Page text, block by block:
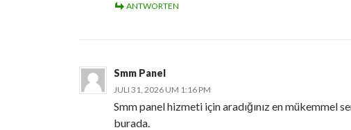
ANTWORTEN
Smm Panel
JULI 31, 2026 UM 1:16 PM
Smm panel hizmeti için aradığınız en mükemmel
burada.